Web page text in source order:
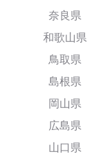
奈良県
和歌山県
鳥取県
島根県
岡山県
広島県
山口県